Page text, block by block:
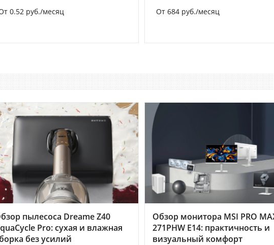
0.52 руб./месяц От 684 руб./месяц
пылесоса Dreame Z40
Pro: сухая и влажная
без усилий
Обзор монитора MSI PRO
271PHW E14: практичность и
визуальный комфорт